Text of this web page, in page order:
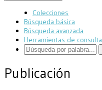
Colecciones
Búsqueda básica
Búsqueda avanzada
Herramientas de consulta
Publicación